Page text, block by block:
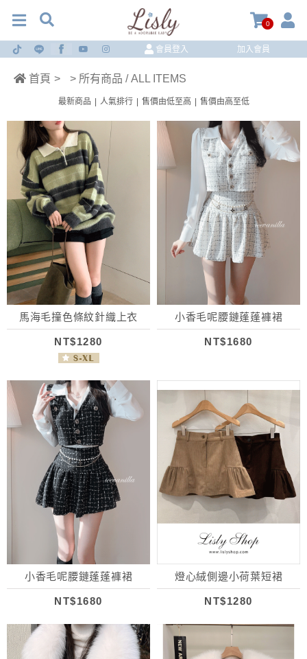
0
會員登入 加入會員
首頁 > > 所有商品 / ALL ITEMS
最新商品 人氣排行 售價由低至高 售價由高至低
馬海毛撞色條紋針織上衣
NT$1280
小香毛呢腰鏈蓬蓬褲裙
NT$1680
小香毛呢腰鏈蓬蓬褲裙
NT$1680
燈心絨側邊小荷葉短裙
NT$1280